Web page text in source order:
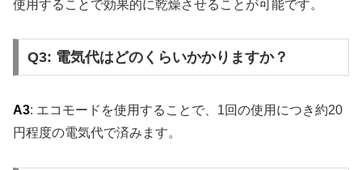
使用することで効果的に乾燥させることが可能です。
Q3: 電気代はどのくらいかかりますか？
A3: エコモードを使用することで、1回の使用につき約20
円程度の電気代で済みます。